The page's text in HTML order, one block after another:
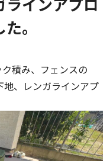
。
積み、フェンスの
、レンガラインアプ